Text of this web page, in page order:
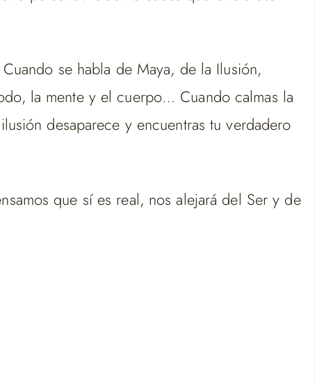
se habla de Maya, de la Ilusión,
la mente y el cuerpo… Cuando calmas la
desaparece y encuentras tu verdadero
que sí es real, nos alejará del Ser y de